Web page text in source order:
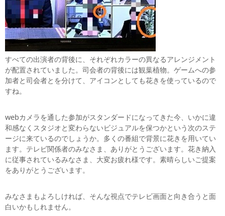
すべての出演者の背後に、それぞれカラーの異なるアレンジメント
が配置されていました。司会者の背後には観葉植物。ゲームへの参
加者と司会者とを分けて、アイコンとしても花きを使っているので
すね。
webカメラを通した参加がスタンダードになってきた今、いかに違
和感なくスタジオと変わらないビジュアルを保つかという次のステ
ージに来ているのでしょうか。多くの番組で背景に花きを用いてい
ます。テレビ関係者のみなさま、ありがとうございます。花き納入
に従事されているみなさま、大変お疲れ様です。素晴らしいご提案
をありがとうございます。
みなさまもよろしければ、そんな視点でテレビ画面と向き合うと面
白いかもしれません。